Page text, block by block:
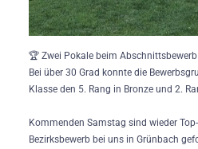
🏆 Zwei Pokale beim
Bei über 30 Grad konnte die
Klasse den 5. Rang in Bronze und 2.
Kommenden Samstag sind wieder
Bezirksbewerb bei uns in Grünbach